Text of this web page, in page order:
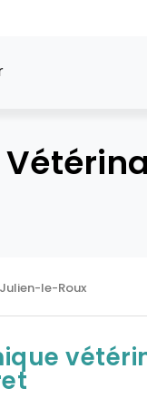
le-Roux